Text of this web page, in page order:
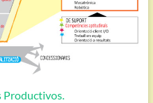
Productivos.